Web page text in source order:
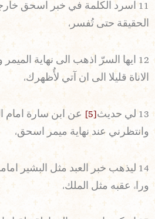
11 اسرد الكلمة في خبر اسحق
الحقيقة حتى تُفسر،
12 ايها السرّ اذهب الى نهاية
الاناة قليلا الى ان آتي لأُظهرك،
13 لي حديث [5]
عن ابن سارة امام
وانتظرني عند نهاية ميمر اسحق،
14 ليذهب خبر العبد مثل البشير
وراء عقبه مثل الملك،